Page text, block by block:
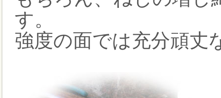
す。
強度の面では充分頑丈